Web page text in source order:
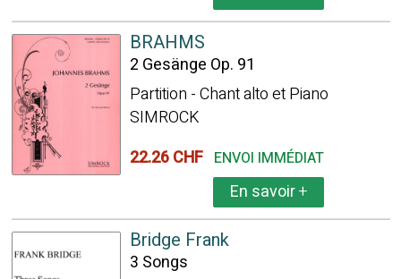
BRAHMS
2 Gesänge Op. 91
Partition - Chant alto et Piano
SIMROCK
22.26 CHF ENVOI IMMÉDIAT
En savoir+
Bridge Frank
3 Songs